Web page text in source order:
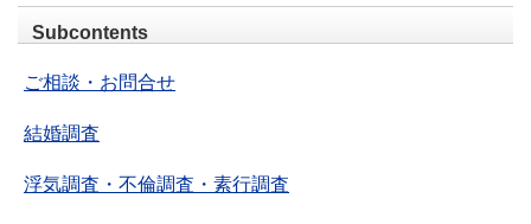
Subcontents
ご相談・お問合せ
結婚調査
浮気調査・不倫調査・素行調査